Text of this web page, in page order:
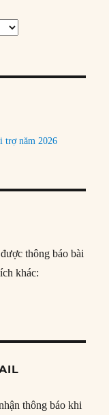
trợ năm 2026
thông báo bài
khác:
thông báo khi